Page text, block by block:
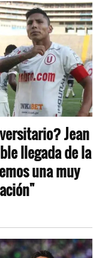
Jean
llegada de la
una muy
CIUDAD
FM